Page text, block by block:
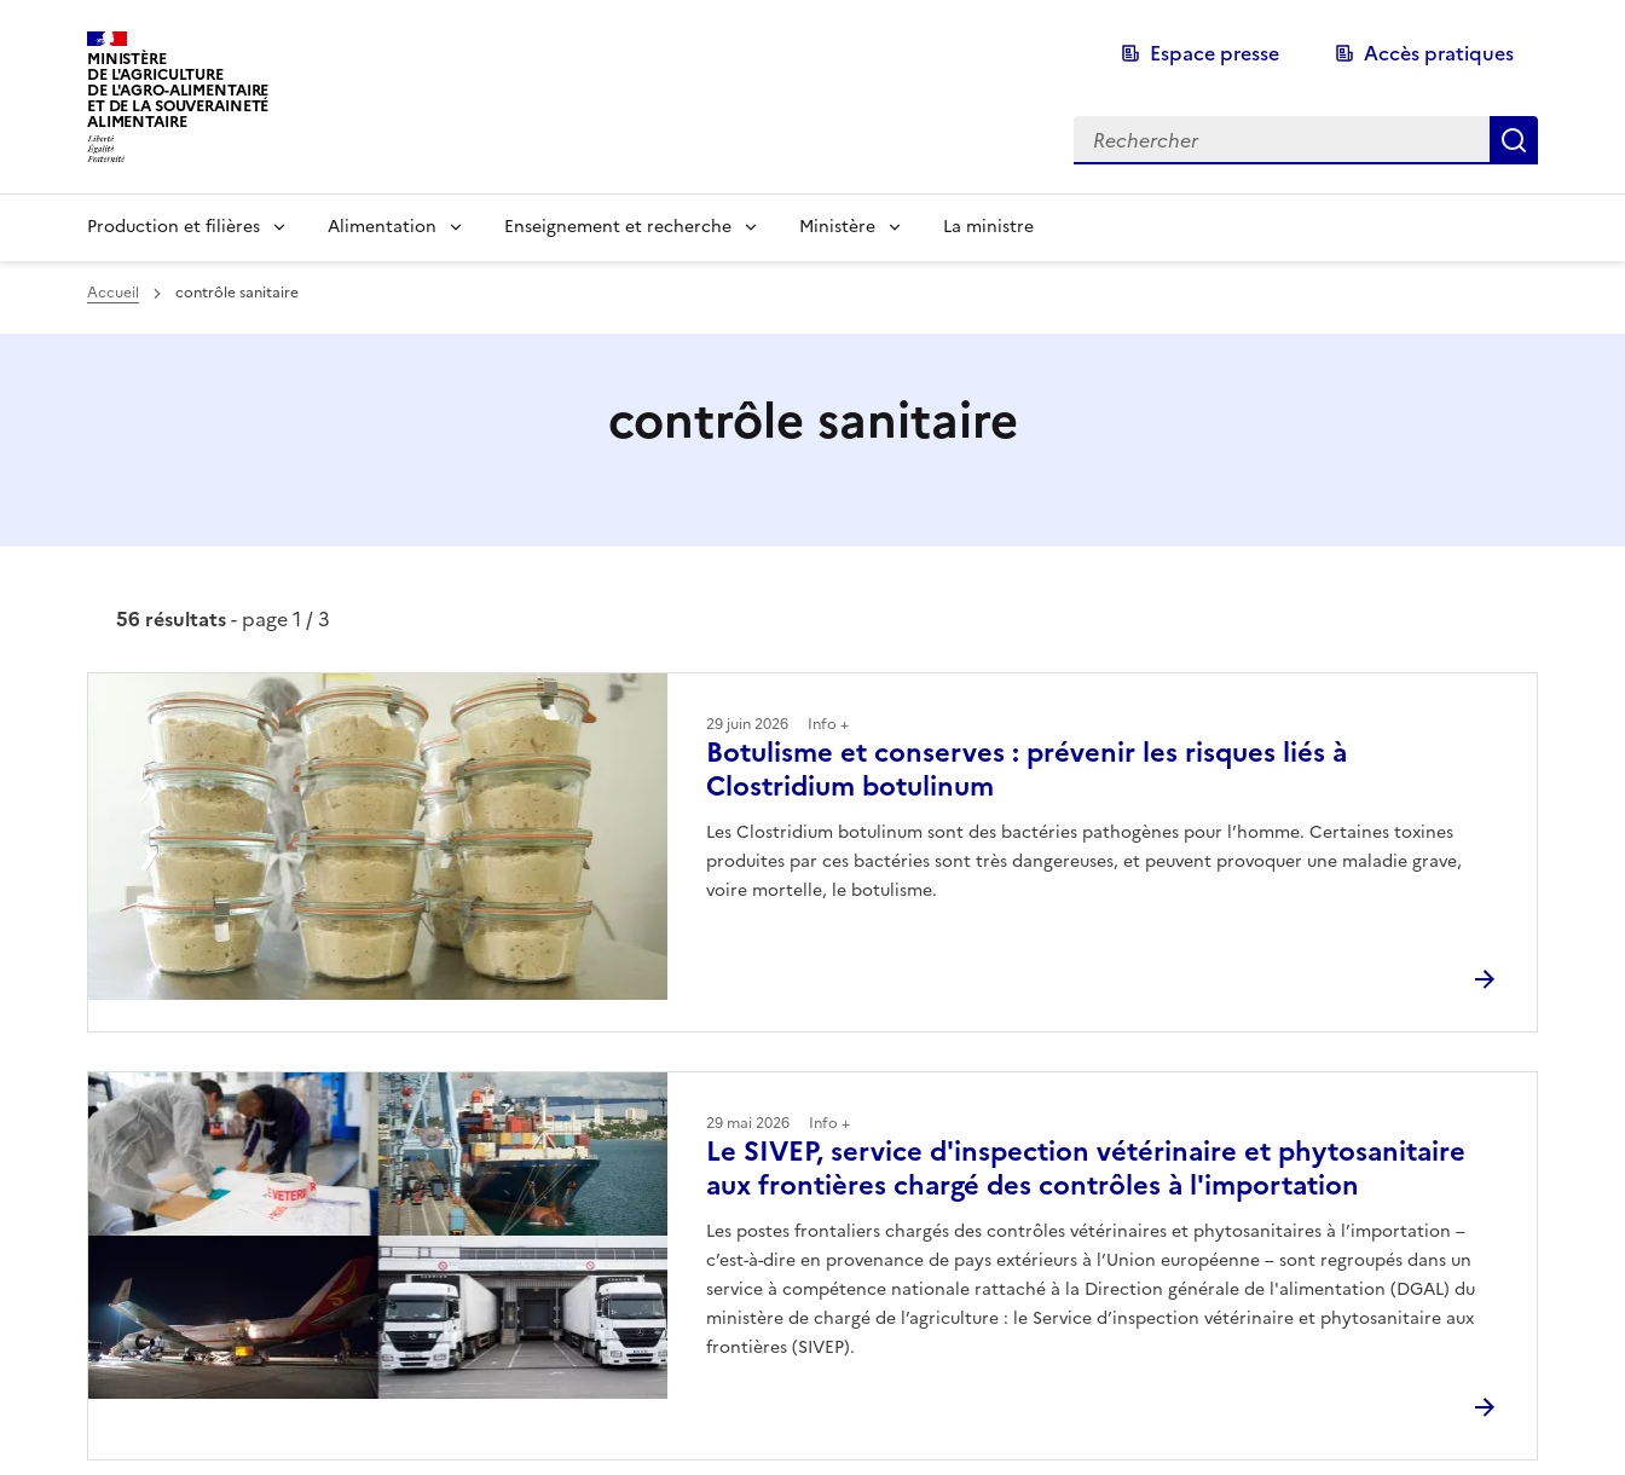
MINISTÈRE
DE L'AGRICULTURE
DE L'AGRO-ALIMENTAIRE
ET DE LA SOUVERAINETÉ
ALIMENTAIRE
Espace presse Accès pratiques
Recherche
Production et filières Alimentation Enseignement et recherche Ministère La ministre
Accueil contrôle sanitaire
contrôle sanitaire
56 résultats- page 1 / 3
Botulisme et conserves : prévenir les risques liés à
Clostridium botulinum
Les Clostridium botulinum sont des bactéries pathogènes pour l’homme. Certaines toxines
produites par ces bactéries sont très dangereuses, et peuvent provoquer une maladie grave,
voire mortelle, le botulisme.
29 juin 2026 Info +
Le SIVEP, service d'inspection vétérinaire et phytosanitaire
aux frontières chargé des contrôles à l'importation
Les postes frontaliers chargés des contrôles vétérinaires et phytosanitaires à l’importation –
c’est-à-dire en provenance de pays extérieurs à l’Union européenne – sont regroupés dans un
service à compétence nationale rattaché à la Direction générale de l'alimentation (DGAL) du
ministère de chargé de l’agriculture : le Service d’inspection vétérinaire et phytosanitaire aux
frontières (SIVEP).
29 mai 2026 Info +